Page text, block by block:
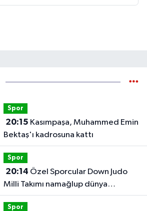
Spor
20:15
Bektaş'ı kadrosuna kattı
Spor
20:14
Milli Takımı namağlup dünya
şampiyonu
Spor